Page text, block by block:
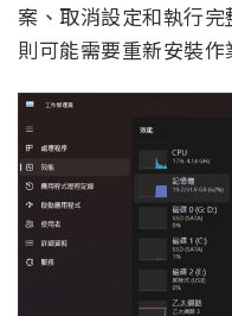
案、取消設定和執行完
則可能需要重新安裝作